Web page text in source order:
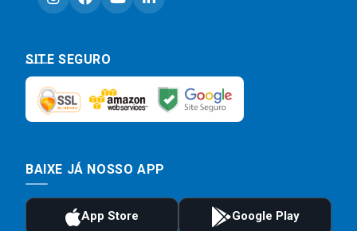
SITE SEGURO
BAIXE JÁ NOSSO APP